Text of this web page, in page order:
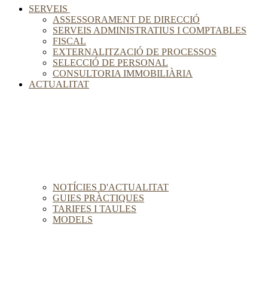
SERVEIS
ASSESSORAMENT DE DIRECCIÓ
SERVEIS ADMINISTRATIUS I COMPTABLES
FISCAL
EXTERNALITZACIÓ DE PROCESSOS
SELECCIÓ DE PERSONAL
CONSULTORIA IMMOBILIÀRIA
ACTUALITAT
NOTÍCIES D'ACTUALITAT
GUIES PRÀCTIQUES
TARIFES I TAULES
MODELS